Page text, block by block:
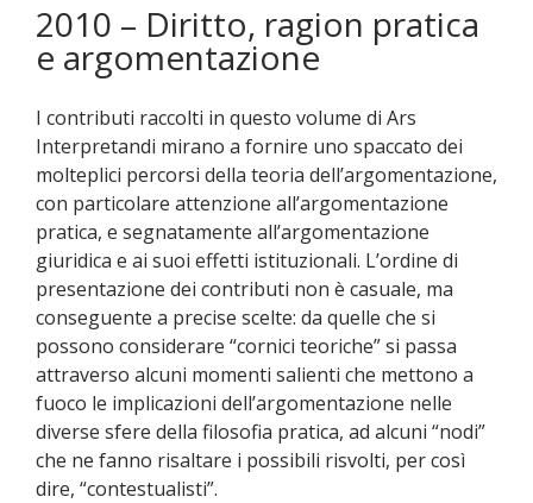
2010 – Diritto, ragion pratica
e argomentazione
I contributi raccolti in questo volume di Ars
Interpretandi mirano a fornire uno spaccato dei
molteplici percorsi della teoria dell’argomentazione,
con particolare attenzione all’argomentazione
pratica, e segnatamente all’argomentazione
giuridica e ai suoi effetti istituzionali. L’ordine di
presentazione dei contributi non è casuale, ma
conseguente a precise scelte: da quelle che si
possono considerare “cornici teoriche” si passa
attraverso alcuni momenti salienti che mettono a
fuoco le implicazioni dell’argomentazione nelle
diverse sfere della filosofia pratica, ad alcuni “nodi”
che ne fanno risaltare i possibili risvolti, per così
dire, “contestualisti”.